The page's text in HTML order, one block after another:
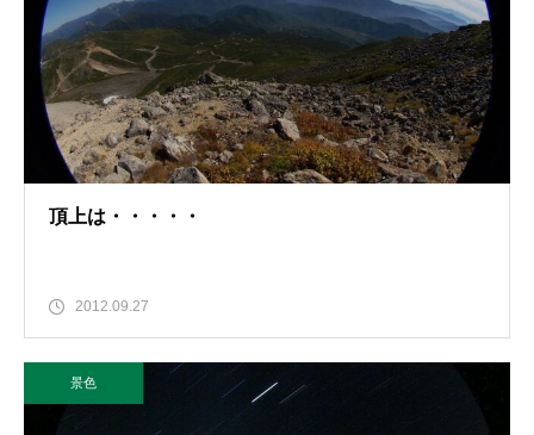
頂上は・・・・・
2012.09.27
景色